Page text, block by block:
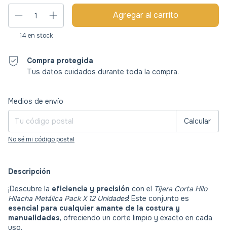
14 en stock
Compra protegida
Tus datos cuidados durante toda la compra.
Entregas para el CP:
Medios de envío
Calcular
No sé mi código postal
Descripción
¡Descubre la eficiencia y precisión con el Tijera Corta Hilo
Hilacha Metálica Pack X 12 Unidades! Este conjunto es
esencial para cualquier amante de la costura y
manualidades, ofreciendo un corte limpio y exacto en cada
uso.